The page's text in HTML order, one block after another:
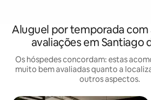
Aluguel por temporada com
avaliações em Santiago
Os hóspedes concordam: estas
muito bem avaliadas quanto a
outros aspectos.